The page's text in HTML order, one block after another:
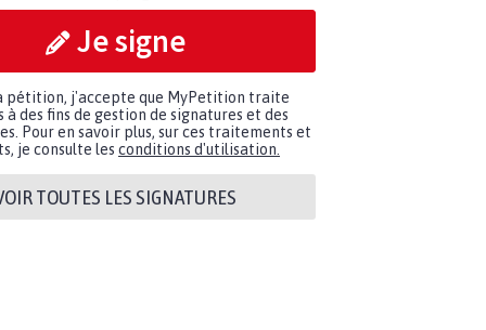
Je signe
pétition, j'accepte que MyPetition traite
à des fins de gestion de signatures et des
Pour en savoir plus, sur ces traitements et
je consulte les conditions d'utilisation.
TOUTES LES SIGNATURES